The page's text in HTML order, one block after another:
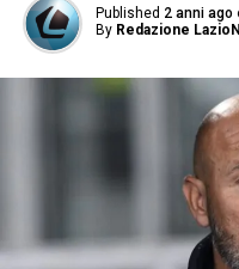
Published 2 anni ago
By Redazione